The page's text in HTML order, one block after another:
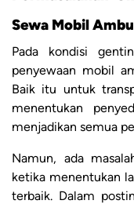
Sewa Mobil
Pada kondisi
penyewaan mobil
Baik itu untuk
menentukan
menjadikan semua
Namun, ada
ketika menentukan
terbaik. Dalam